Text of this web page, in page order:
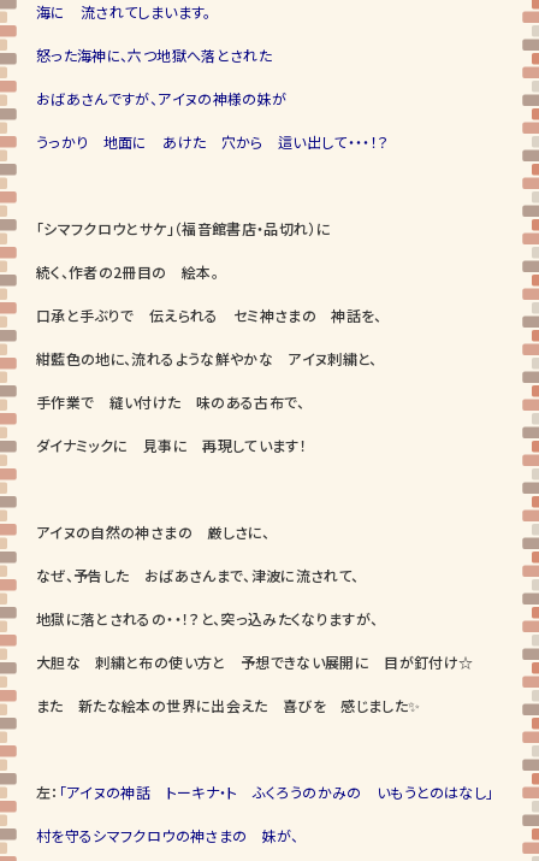
海に 流されてしまいます。
怒った海神に、六つ地獄へ落とされた
おばあさんですが、アイヌの神様の妹が
うっかり 地面に あけた 穴から 這い出して・・・！？
「シマフクロウとサケ」（福音館書店・品切れ）に
続く、作者の2冊目の 絵本。
口承と手ぶりで 伝えられる セミ神さまの 神話を、
紺藍色の地に、流れるような鮮やかな アイヌ刺繍と、
手作業で 縫い付けた 味のある古布で、
ダイナミックに 見事に 再現しています！
アイヌの自然の神さまの 厳しさに、
なぜ、予告した おばあさんまで、津波に流されて、
地獄に落とされるの・・！？と、突っ込みたくなりますが、
大胆な 刺繍と布の使い方と 予想できない展開に 目が釘付け☆
また 新たな絵本の世界に出会えた 喜びを 感じました✨
左： 「アイヌの神話 トーキナ・ト ふくろうのかみの いもうとのはなし」
村を守るシマフクロウの神さまの 妹が、